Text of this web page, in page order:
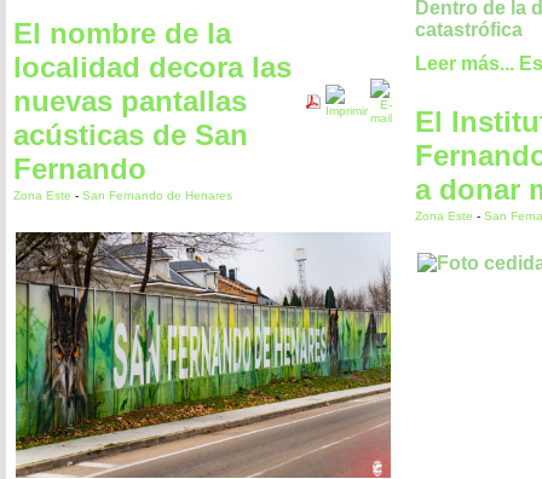
El nombre de la
localidad decora las
nuevas pantallas
acústicas de San
Fernando
Zona Este - San Fernando de Henares
Dentro de la
catastrófica
Leer más...
El
a donar
Zona Este - San